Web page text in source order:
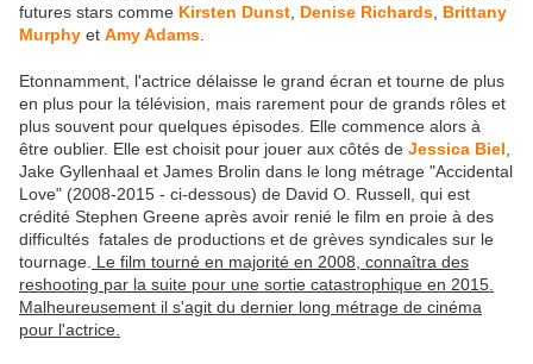
futures stars comme Kirsten Dunst Denise Richards Brittany
Murphy et Amy Adams
Etonnamment, l'actrice délaisse le grand écran et tourne de plus
en plus pour la télévision, mais rarement pour de grands rôles et
plus souvent pour quelques épisodes. Elle commence alors à
être oublier. Elle est choisit pour jouer aux côtés de Jessica Biel
Jake Gyllenhaal et James Brolin dans le long métrage "Accidental
Love" (2008-2015 - ci-dessous) de David O. Russell, qui est
crédité Stephen Greene après avoir renié le film en proie à des
difficultés fatales de productions et de grèves syndicales sur le
tournage. Le film tourné en majorité en 2008, connaîtra des
reshooting par la suite pour une sortie catastrophique en 2015.
Malheureusement il s'agit du dernier long métrage de cinéma
pour l'actrice.